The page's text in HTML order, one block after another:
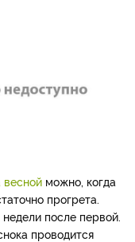
весной можно, когда
прогрета.
после первой.
проводится